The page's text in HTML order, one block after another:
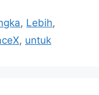
, Lebih,
, untuk